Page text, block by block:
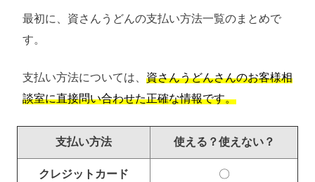
最初に、資さんうどんの支払い方法一覧のまとめで
す。
支払い方法については、 資さんうどんさんのお客様相
談室に直接問い合わせた正確な情報です。
支払い方法 使える？使えない？
クレジットカード 〇